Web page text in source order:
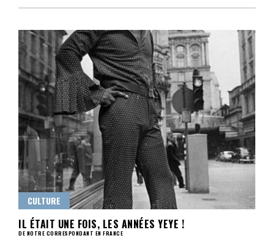
CULTURE
IL ÉTAIT UNE FOIS, LES ANNÉES YEYE !
DE NOTRE CORRESPONDANT EN FRANCE